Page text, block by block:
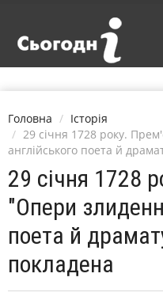
Головна
Історія
29 січня 1728 року.
англійського поета й
29 січня 1728
"Опери
поета й
покладена